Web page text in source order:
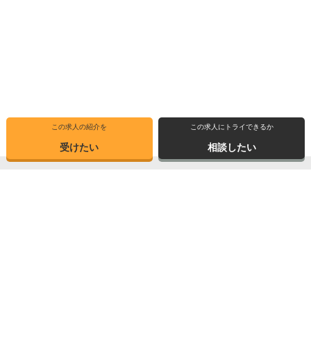
この求人の紹介を
受けたい
この求人にトライできるか
相談したい